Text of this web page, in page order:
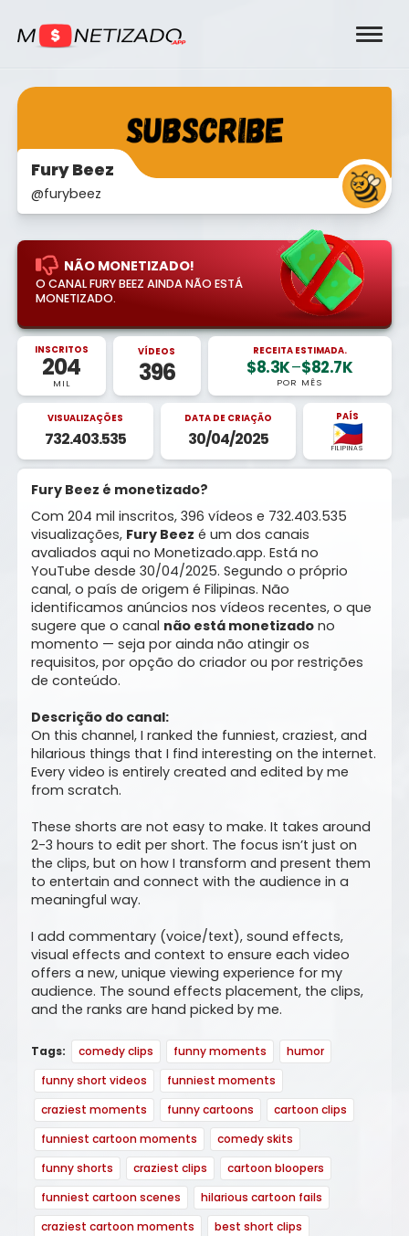
Fury Beez
@furybeez
NÃO MONETIZADO!
O CANAL FURY BEEZ AINDA NÃO ESTÁ
MONETIZADO.
INSCRITOS
204
MIL
VÍDEOS
396
RECEITA ESTIMADA.
$8.3K–$82.7K
POR MÊS
VISUALIZAÇÕES
732.403.535
DATA DE CRIAÇÃO
30/04/2025
PAÍS
FILIPINAS
Fury Beez é monetizado?
Com 204 mil inscritos, 396 vídeos e 732.403.535
visualizações, Fury Beez é um dos canais
avaliados aqui no Monetizado.app. Está no
YouTube desde 30/04/2025. Segundo o próprio
canal, o país de origem é Filipinas. Não
identificamos anúncios nos vídeos recentes, o que
sugere que o canal não está monetizado no
momento — seja por ainda não atingir os
requisitos, por opção do criador ou por restrições
de conteúdo.
Descrição do canal:
On this channel, I ranked the funniest, craziest, and
hilarious things that I find interesting on the internet.
Every video is entirely created and edited by me
from scratch.
These shorts are not easy to make. It takes around
2-3 hours to edit per short. The focus isn’t just on
the clips, but on how I transform and present them
to entertain and connect with the audience in a
meaningful way.
I add commentary (voice/text), sound effects,
visual effects and context to ensure each video
offers a new, unique viewing experience for my
audience. The sound effects placement, the clips,
and the ranks are hand picked by me.
Tags: comedy clips funny moments
humor
funny short videos
funniest moments
craziest moments
funny cartoons
cartoon clips
funniest cartoon moments
comedy skits
funny shorts
craziest clips
cartoon bloopers
funniest cartoon scenes
hilarious cartoon fails
craziest cartoon moments
best short clips